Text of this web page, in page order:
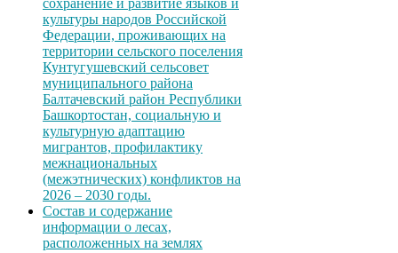
сохранение и развитие языков и
культуры народов Российской
Федерации, проживающих на
территории сельского поселения
Кунтугушевский сельсовет
муниципального района
Балтачевский район Республики
Башкортостан, социальную и
культурную адаптацию
мигрантов, профилактику
межнациональных
(межэтнических) конфликтов на
2026 – 2030 годы.
Состав и содержание
информации о лесах,
расположенных на землях